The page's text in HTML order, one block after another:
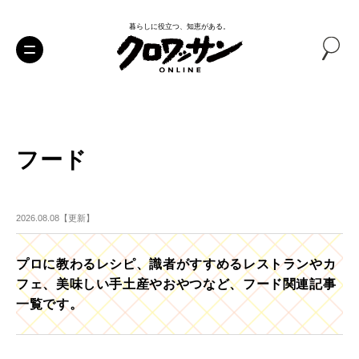
暮らしに役立つ、知恵がある。
フード
2026.08.08【更新】
プロに教わるレシピ、識者がすすめるレストランやカ
フェ、美味しい手土産やおやつなど、フード関連記事
一覧です。